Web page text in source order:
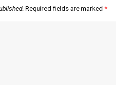
Required fields are marked *